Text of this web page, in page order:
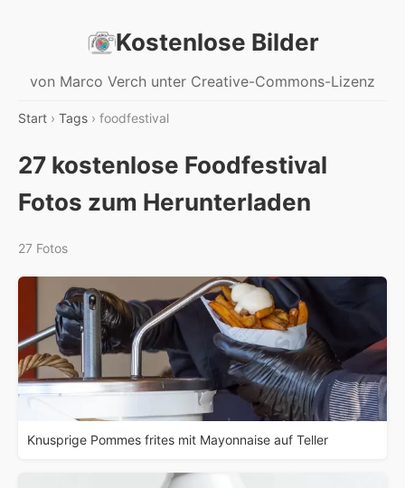
Kostenlose Bilder
von Marco Verch unter Creative-Commons-Lizenz
Start › Tags › foodfestival
27 kostenlose Foodfestival
Fotos zum Herunterladen
27 Fotos
Knusprige Pommes frites mit Mayonnaise auf Teller